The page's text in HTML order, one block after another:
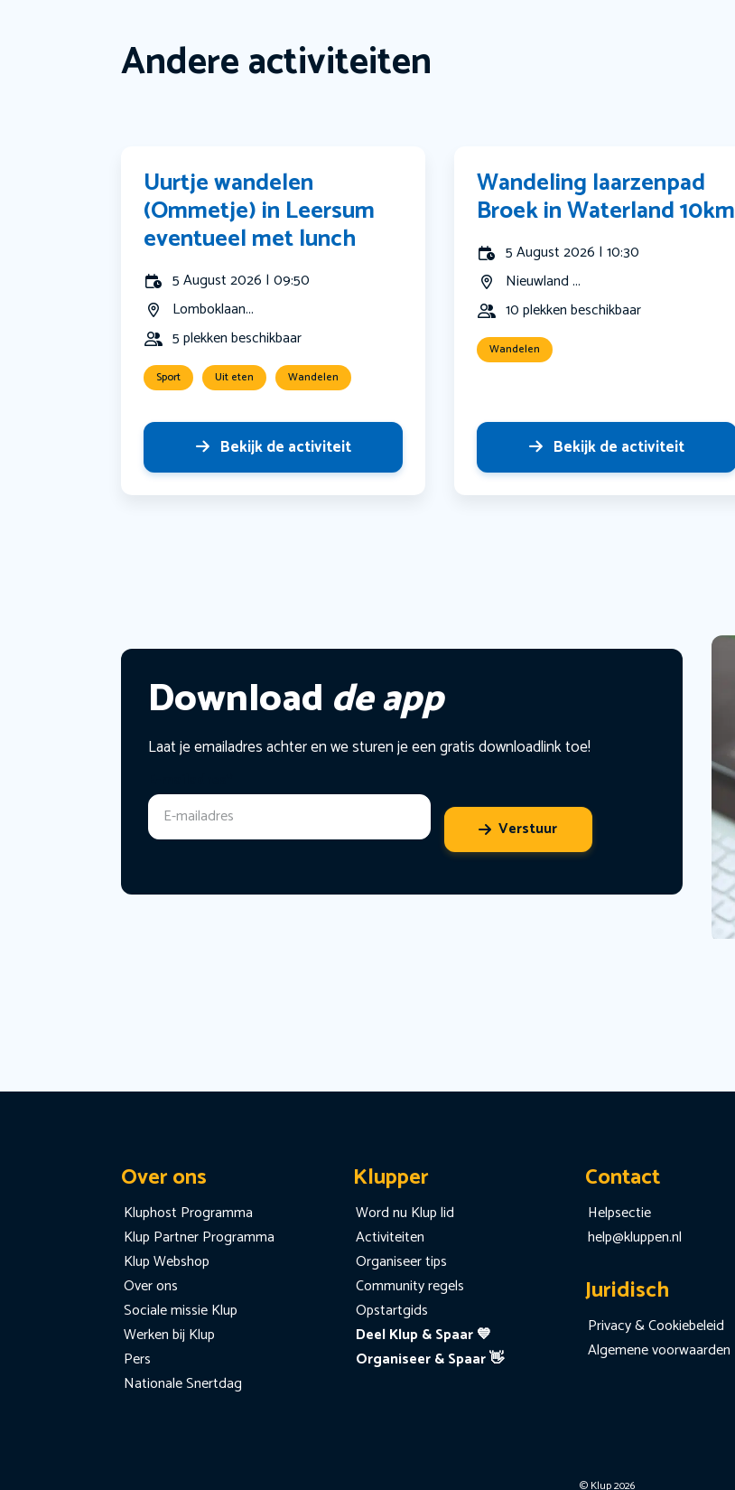
Andere activiteiten
Uurtje wandelen
(Ommetje) in Leersum
eventueel met lunch
5 August 2026 | 09:50
Lomboklaan...
5 plekken beschikbaar
Sport Uit eten Wandelen
Bekijk de activiteit
Wandeling laarzenpad
Broek in Waterland 10km
5 August 2026 | 10:30
Nieuwland ...
10 plekken beschikbaar
Wandelen
Bekijk de activiteit
Download de app
Laat je emailadres achter en we sturen je een gratis downloadlink toe!
Verstuur
Over ons
Kluphost Programma
Klup Partner Programma
Klup Webshop
Over ons
Sociale missie Klup
Werken bij Klup
Pers
Nationale Snertdag
Klupper
Word nu Klup lid
Activiteiten
Organiseer tips
Community regels
Opstartgids
Deel Klup & Spaar 💙
Organiseer & Spaar 👋
Contact
Helpsectie
help@kluppen.nl
Juridisch
Privacy & Cookiebeleid
Algemene voorwaarden
© Klup 2026